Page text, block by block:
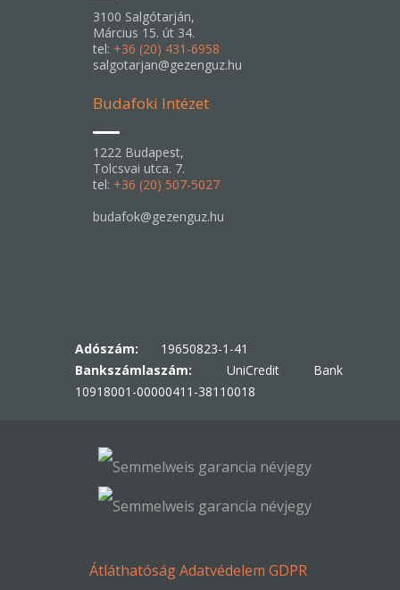
3100 Salgótarján,
Március 15. út 34.
tel: +36 (20) 431-6958
salgotarjan@gezenguz.hu
Budafoki Intézet
1222 Budapest,
Tolcsvai utca. 7.
tel: +36 (20) 507-5027
budafok@gezenguz.hu
Adószám: 19650823-1-41
Bankszámlaszám: UniCredit Bank
10918001-00000411-38110018
ÁtláthatóságAdatvédelem GDPR